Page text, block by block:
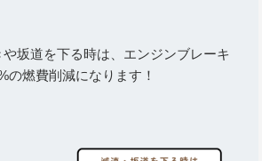
坂道を下る時は、エンジンブレーキ
の燃費削減になります！